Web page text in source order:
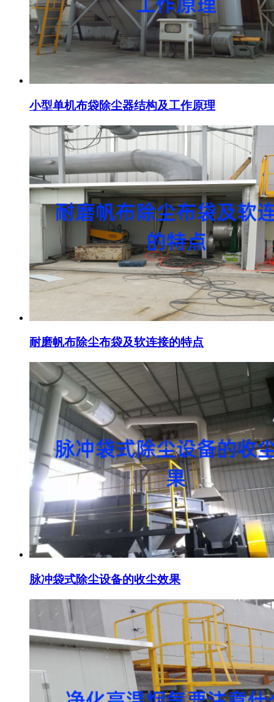
小型单机布袋除尘器结构及工作原理
耐磨帆布除尘布袋及软连接的特点
脉冲袋式除尘设备的收尘效果